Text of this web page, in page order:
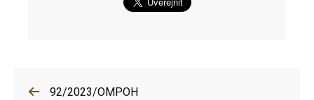
92/2023/OMPOH